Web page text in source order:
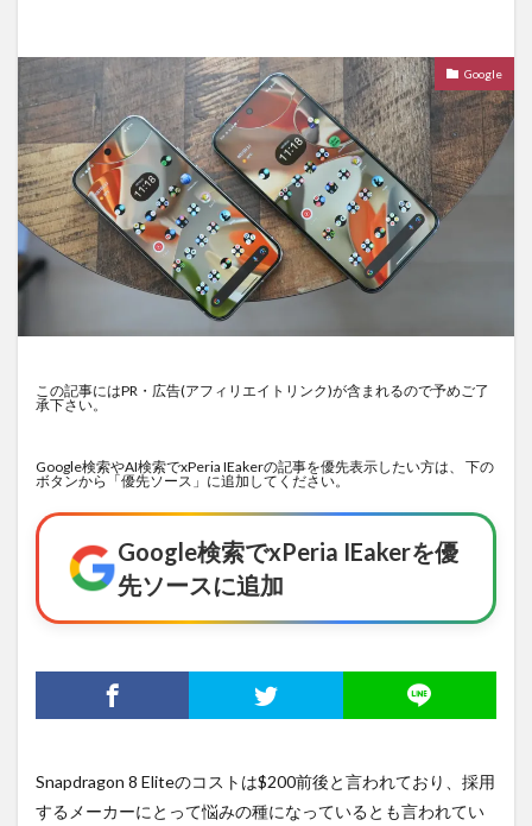
Google
この記事にはPR・広告(アフィリエイトリンク)が含まれるので予めご了
承下さい。
Google検索やAI検索でxPeria IEakerの記事を優先表示したい方は、 下の
ボタンから「優先ソース」に追加してください。
Google検索でxPeria IEakerを優
先ソースに追加
Snapdragon 8 Eliteのコストは$200前後と言われており、採用
するメーカーにとって悩みの種になっているとも言われてい